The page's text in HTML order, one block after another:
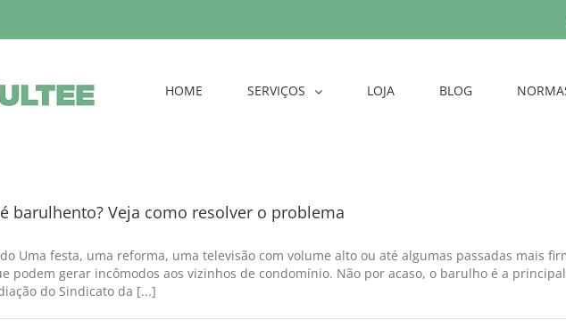
HOME SERVIÇOS LOJA BLOG
barulhento? Veja como resolver o problema
Uma festa, uma reforma, uma televisão com volume alto ou até algumas passadas mais
podem gerar incômodos aos vizinhos de condomínio. Não por acaso, o barulho é a
do Sindicato da [...]